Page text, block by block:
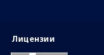
Лицензии